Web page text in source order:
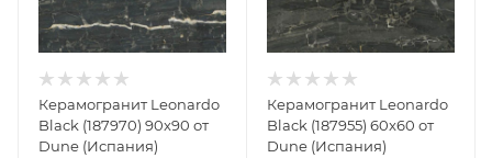
Керамогранит Leonardo
Black (187970) 90x90 от
Dune (Испания)
Керамогранит Leonardo
Black (187955) 60x60 от
Dune (Испания)